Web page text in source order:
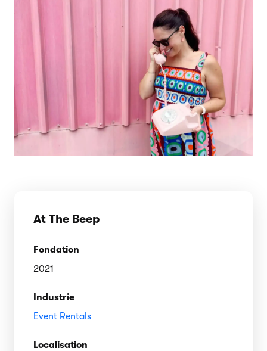
At The Beep
Fondation
2021
Industrie
Event Rentals
Localisation